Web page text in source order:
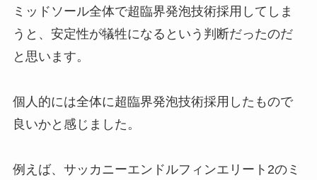
ミッドソール全体で超臨界発泡技術採用してしま
うと、安定性が犠牲になるという判断だったのだ
と思います。
個人的には全体に超臨界発泡技術採用したもので
良いかと感じました。
例えば、サッカニーエンドルフィンエリート2のミ